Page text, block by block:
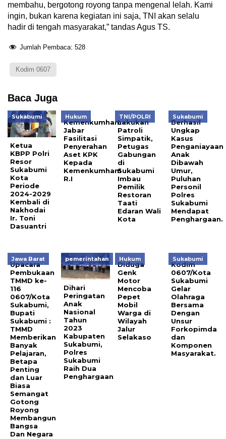
membahu, bergotong royong tanpa mengenal lelah. Kami
ingin, bukan karena kegiatan ini saja, TNI akan selalu
hadir di tengah masyarakat,” tandas Agus TS.
Jumlah Pembaca: 528
Kodim 0607
Baca Juga
Sukabumi
Ketua
KBPP Polri
Resor
Sukabumi
Kota
Periode
2024-2029
Kembali di
Nakhodai
Ir. Toni
Dasuantri
Hukum
Kemenkumham
Jabar
Fasilitasi
Penyerahan
Aset KPK
Kepada
Kemenkumham
R.I
TNI/POLRI
Lakukan
Patroli
Simpatik,
Petugas
Gabungan
di
Sukabumi
Imbau
Pemilik
Restoran
Taati
Edaran Wali
Kota
Sukabumi
Berhasil
Ungkap
Kasus
Penganiayaan
Anak
Dibawah
Umur,
Puluhan
Personil
Polres
Sukabumi
Mendapat
Penghargaan.
Jawa Barat
Upacara
Pembukaan
TMMD ke-
116
0607/Kota
Sukabumi,
Bupati
Sukabumi :
TMMD
Memberikan
Banyak
Pelajaran,
Betapa
Penting
dan Luar
Biasa
Semangat
Gotong
Royong
Membangun
Bangsa
Dan Negara
pemerintahan
Dihari
Peringatan
Anak
Nasional
Tahun
2023
Kabupaten
Sukabumi,
Polres
Sukabumi
Raih Dua
Penghargaan
Hukum
Diduga
Genk
Motor
Mencoba
Pepet
Mobil
Warga di
Wilayah
Jalur
Selakaso
Sukabumi
Kodim
0607/Kota
Sukabumi
Gelar
Olahraga
Bersama
Dengan
Unsur
Forkopimda
dan
Komponen
Masyarakat.